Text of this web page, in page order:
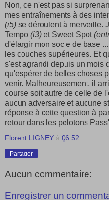
Non, ce n'est pas si
mes entraînements à des
(i5) se déroulent à merveille.
Tempo (i3) et Sweet Spot
d'élargir mon socle de base
les couches supérieures. Et
s'est agrandi depuis un mois
qu'espérer de belles choses
venir. Malheureusement, il
course soit autre de celle de
aucun adversaire et aucune
réponse à cette question à
retour dans les pelotons
Florent LIGNEY à 06:52
Partager
Aucun commentaire:
Enregistrer un